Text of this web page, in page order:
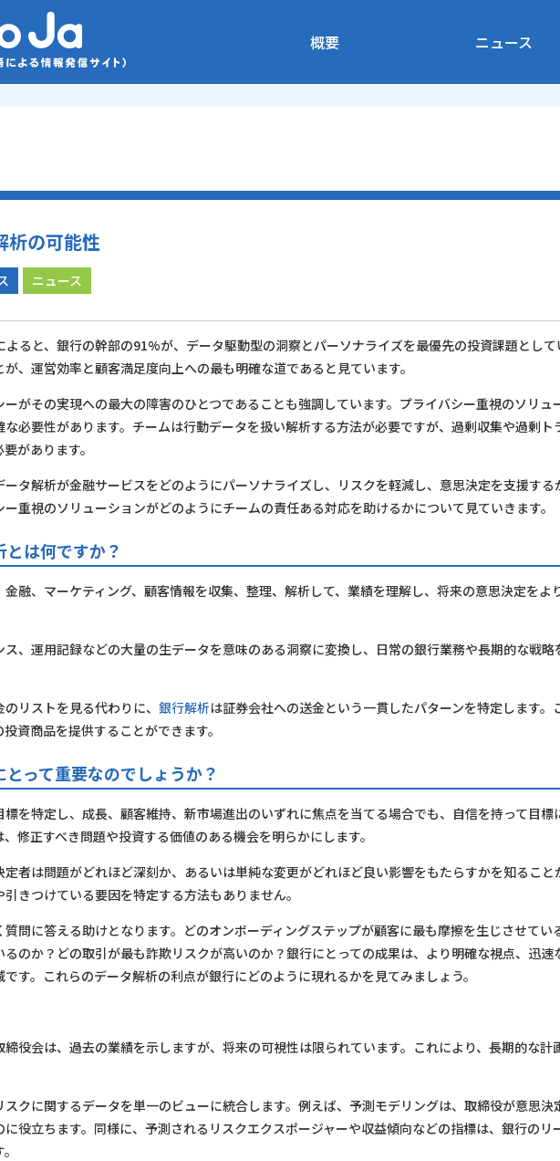
概要 ニュース
析の可能性
ニュース
よると、銀行の幹部の91%が、データ駆動型の洞察とパーソナライズを最優先の投資課題として
、運営効率と顧客満足度向上への最も明確な道であると見ています。
がその実現への最大の障害のひとつであることも強調しています。プライバシー重視のソリュ
な必要性があります。チームは行動データを扱い解析する方法が必要ですが、過剰収集や過剰ト
があります。
タ解析が金融サービスをどのようにパーソナライズし、リスクを軽減し、意思決定を支援する
重視のソリューションがどのようにチームの責任ある対応を助けるかについて見ていきます。
は何ですか？
融、マーケティング、顧客情報を収集、整理、解析して、業績を理解し、将来の意思決定をよ
、運用記録などの大量の生データを意味のある洞察に変換し、日常の銀行業務や長期的な戦略
リストを見る代わりに、 銀行解析は証券会社への送金という一貫したパターンを特定します。
資商品を提供することができます。
って重要なのでしょうか？
を特定し、成長、顧客維持、新市場進出のいずれに焦点を当てる場合でも、自信を持って目標
修正すべき問題や投資する価値のある機会を明らかにします。
者は問題がどれほど深刻か、あるいは単純な変更がどれほど良い影響をもたらすかを知ること
きつけている要因を特定する方法もありません。
問に答える助けとなります。どのオンボーディングステップが顧客に最も摩擦を生じさせてい
のか？どの取引が最も詐欺リスクが高いのか？銀行にとっての成果は、より明確な視点、迅速
す。これらのデータ解析の利点が銀行にどのように現れるかを見てみましょう。
役会は、過去の業績を示しますが、将来の可視性は限られています。これにより、長期的な計
クに関するデータを単一のビューに統合します。例えば、予測モデリングは、取締役が意思決
役立ちます。同様に、予測されるリスクエクスポージャーや収益傾向などの指標は、銀行のリ